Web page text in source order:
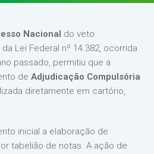
Nacional do veto
Lei Federal nº 14.382, ocorrida
passado, permitiu que a
deAdjudicação Compulsória
diretamente em cartório,
inicial a elaboração de
tabelião de notas. A ação de